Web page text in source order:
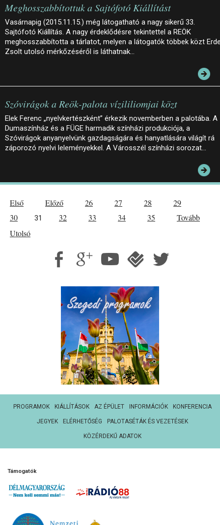
Meghosszabbítottuk a Sajtófotó Kiállítást
Vasárnapig (2015.11.15.) még látogatható a nagy sikerű 33.
Sajtófotó Kiállítás. A nagy érdeklődésre tekintettel a REÖK
meghosszabbította a tárlatot, melyen a látogatók többek közt
Zsolt utolsó mérkőzéséről is láthatnak…
Szóvirágok a Reök-palota vízililiomjai közt
Elek Ferenc „nyelvkertészként” érkezik novemberben a palotába. A
Dumaszínház és a FÜGE harmadik színházi produkciója, a
Szóvirágok anyanyelvünk gazdagságára és hanyatlására világít rá
záporozó nyelvi leleményekkel. A Városszél színházi sorozat…
Első Előző 26 27 28
29
30
31 32 33 34 35
Tovább
Utolsó
PROGRAMOK KIÁLLÍTÁSOK AZ ÉPÜLET INFORMÁCIÓK KONFERENCIA
JEGYEK ELÉRHETŐSÉG PALOTASÉTÁK ÉS VEZETÉSEK
KÖZÉRDEKŰ ADATOK
Támogatók